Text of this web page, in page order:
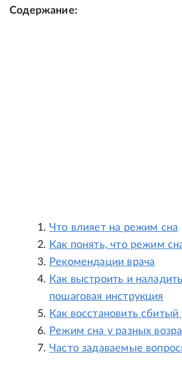
Содержание:
Что влияет на режим сна
Как понять, что режим
Рекомендации врача
Как выстроить и
пошаговая инструкция
Как восстановить
Режим сна у разных
Часто задаваемые